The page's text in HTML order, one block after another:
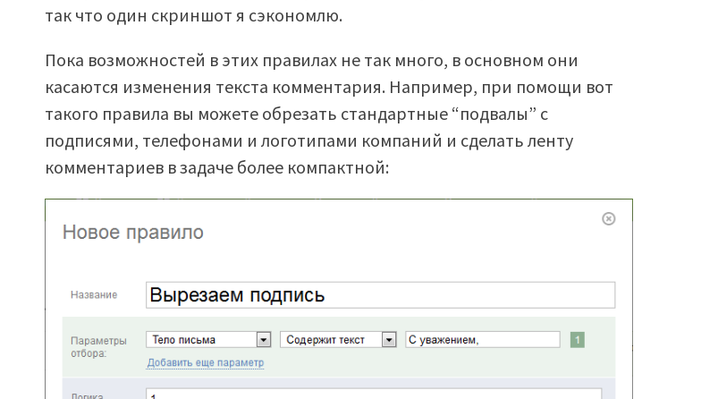
так что один скриншот я сэкономлю.
Пока возможностей в этих правилах не так много, в основном они
касаются изменения текста комментария. Например, при помощи вот
такого правила вы можете обрезать стандартные “подвалы” с
подписями, телефонами и логотипами компаний и сделать ленту
комментариев в задаче более компактной: